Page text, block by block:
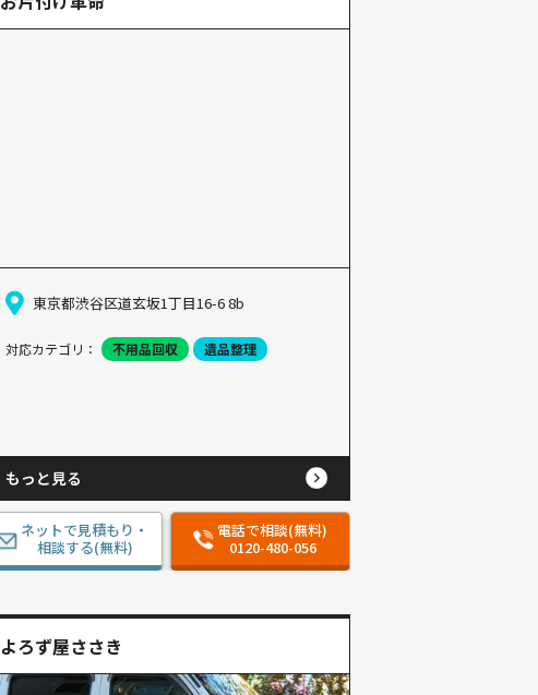
東京都渋谷区道玄坂1丁目16-6 8b
対応カテゴリ： 不用品回収 遺品整理
もっと見る
ネットで見積もり・
相談する(無料)
電話で相談(無料)
0120-480-056
よろず屋ささき